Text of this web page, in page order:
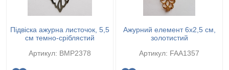
Підвіска ажурна листочок, 5,5
см темно-сріблястий
Артикул: BMP2378
Ажурний елемент 6х2,5 см,
золотистий
Артикул: FAA1357